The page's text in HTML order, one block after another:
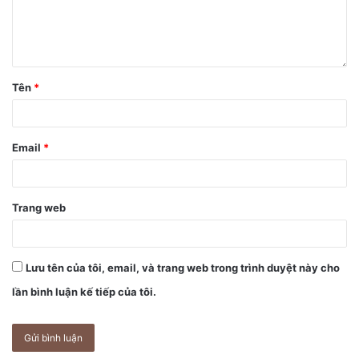
công nghệ 5G. Ảnh:
Trong khi đó, ông Tuấn Thanh, chủ cửa hàng trên đường
Tên *
Email *
Trang web
Lưu tên của tôi, email, và trang web trong trình duyệt này cho
lần bình luận kế tiếp của tôi.